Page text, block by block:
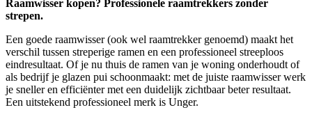
Raamwisser kopen? Professionele raamtrekkers zonder
strepen.
Een goede raamwisser (ook wel raamtrekker genoemd) maakt het
verschil tussen streperige ramen en een professioneel streeploos
eindresultaat. Of je nu thuis de ramen van je woning onderhoudt of
als bedrijf je glazen pui schoonmaakt: met de juiste raamwisser werk
je sneller en efficiënter met een duidelijk zichtbaar beter resultaat.
Een uitstekend professioneel merk is Unger.